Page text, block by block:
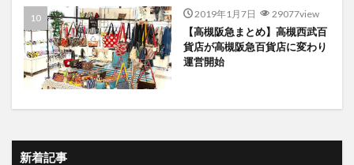
2019年1月7日 29077view
【高槻阪急まとめ】高槻西武百
貨店が高槻阪急百貨店に変わり
運営開始
新着記事